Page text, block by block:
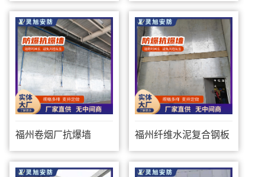
福州卷烟厂抗爆墙 福州纤维水泥复合钢板
防爆墙